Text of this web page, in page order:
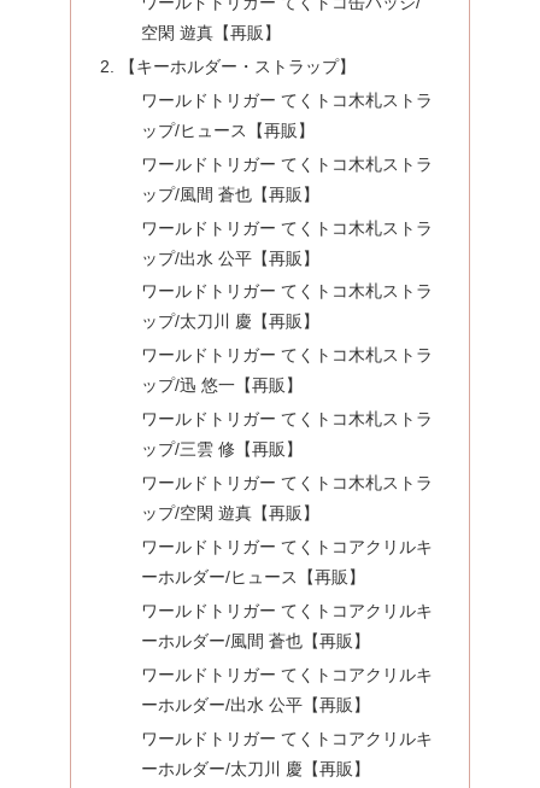
空閑 遊真【再販】
【キーホルダー・ストラップ】
ワールドトリガー てくトコ木札ストラ
ップ/ヒュース【再販】
ワールドトリガー てくトコ木札ストラ
ップ/風間 蒼也【再販】
ワールドトリガー てくトコ木札ストラ
ップ/出水 公平【再販】
ワールドトリガー てくトコ木札ストラ
ップ/太刀川 慶【再販】
ワールドトリガー てくトコ木札ストラ
ップ/迅 悠一【再販】
ワールドトリガー てくトコ木札ストラ
ップ/三雲 修【再販】
ワールドトリガー てくトコ木札ストラ
ップ/空閑 遊真【再販】
ワールドトリガー てくトコアクリルキ
ーホルダー/ヒュース【再販】
ワールドトリガー てくトコアクリルキ
ーホルダー/風間 蒼也【再販】
ワールドトリガー てくトコアクリルキ
ーホルダー/出水 公平【再販】
ワールドトリガー てくトコアクリルキ
ーホルダー/太刀川 慶【再販】